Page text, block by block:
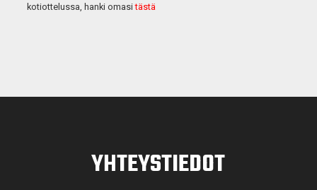
kotiottelussa, hanki omasitästä
YHTEYSTIEDOT